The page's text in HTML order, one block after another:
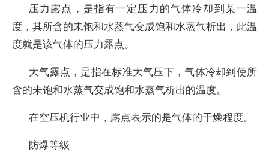
压力露点，是指有一定压力的气体冷却到某一温
度，其所含的未饱和水蒸气变成饱和水蒸气析出，此温
度就是该气体的压力露点。
大气露点，是指在标准大气压下，气体冷却到使所
含的未饱和水蒸气变成饱和水蒸气析出的温度。
在空压机行业中，露点表示的是气体的干燥程度。
防爆等级